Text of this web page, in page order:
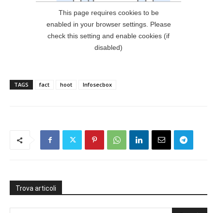
TAGS fact hoot Infosecbox
Trova articoli